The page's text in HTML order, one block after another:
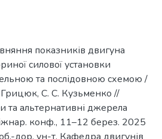
показників двигуна
силової установки
та послідовною схемою /
С. С. Кузьменко //
та альтернативні джерела
конф., 11–12 берез. 2025